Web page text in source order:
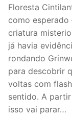
Floresta
como
criatura
já havia
rondando
para descobrir
voltas com
sentido. A
isso vai parar…